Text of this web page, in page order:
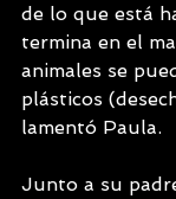
de lo que está
termina en el
animales se
plásticos
lamentó Paula.
Junto a su